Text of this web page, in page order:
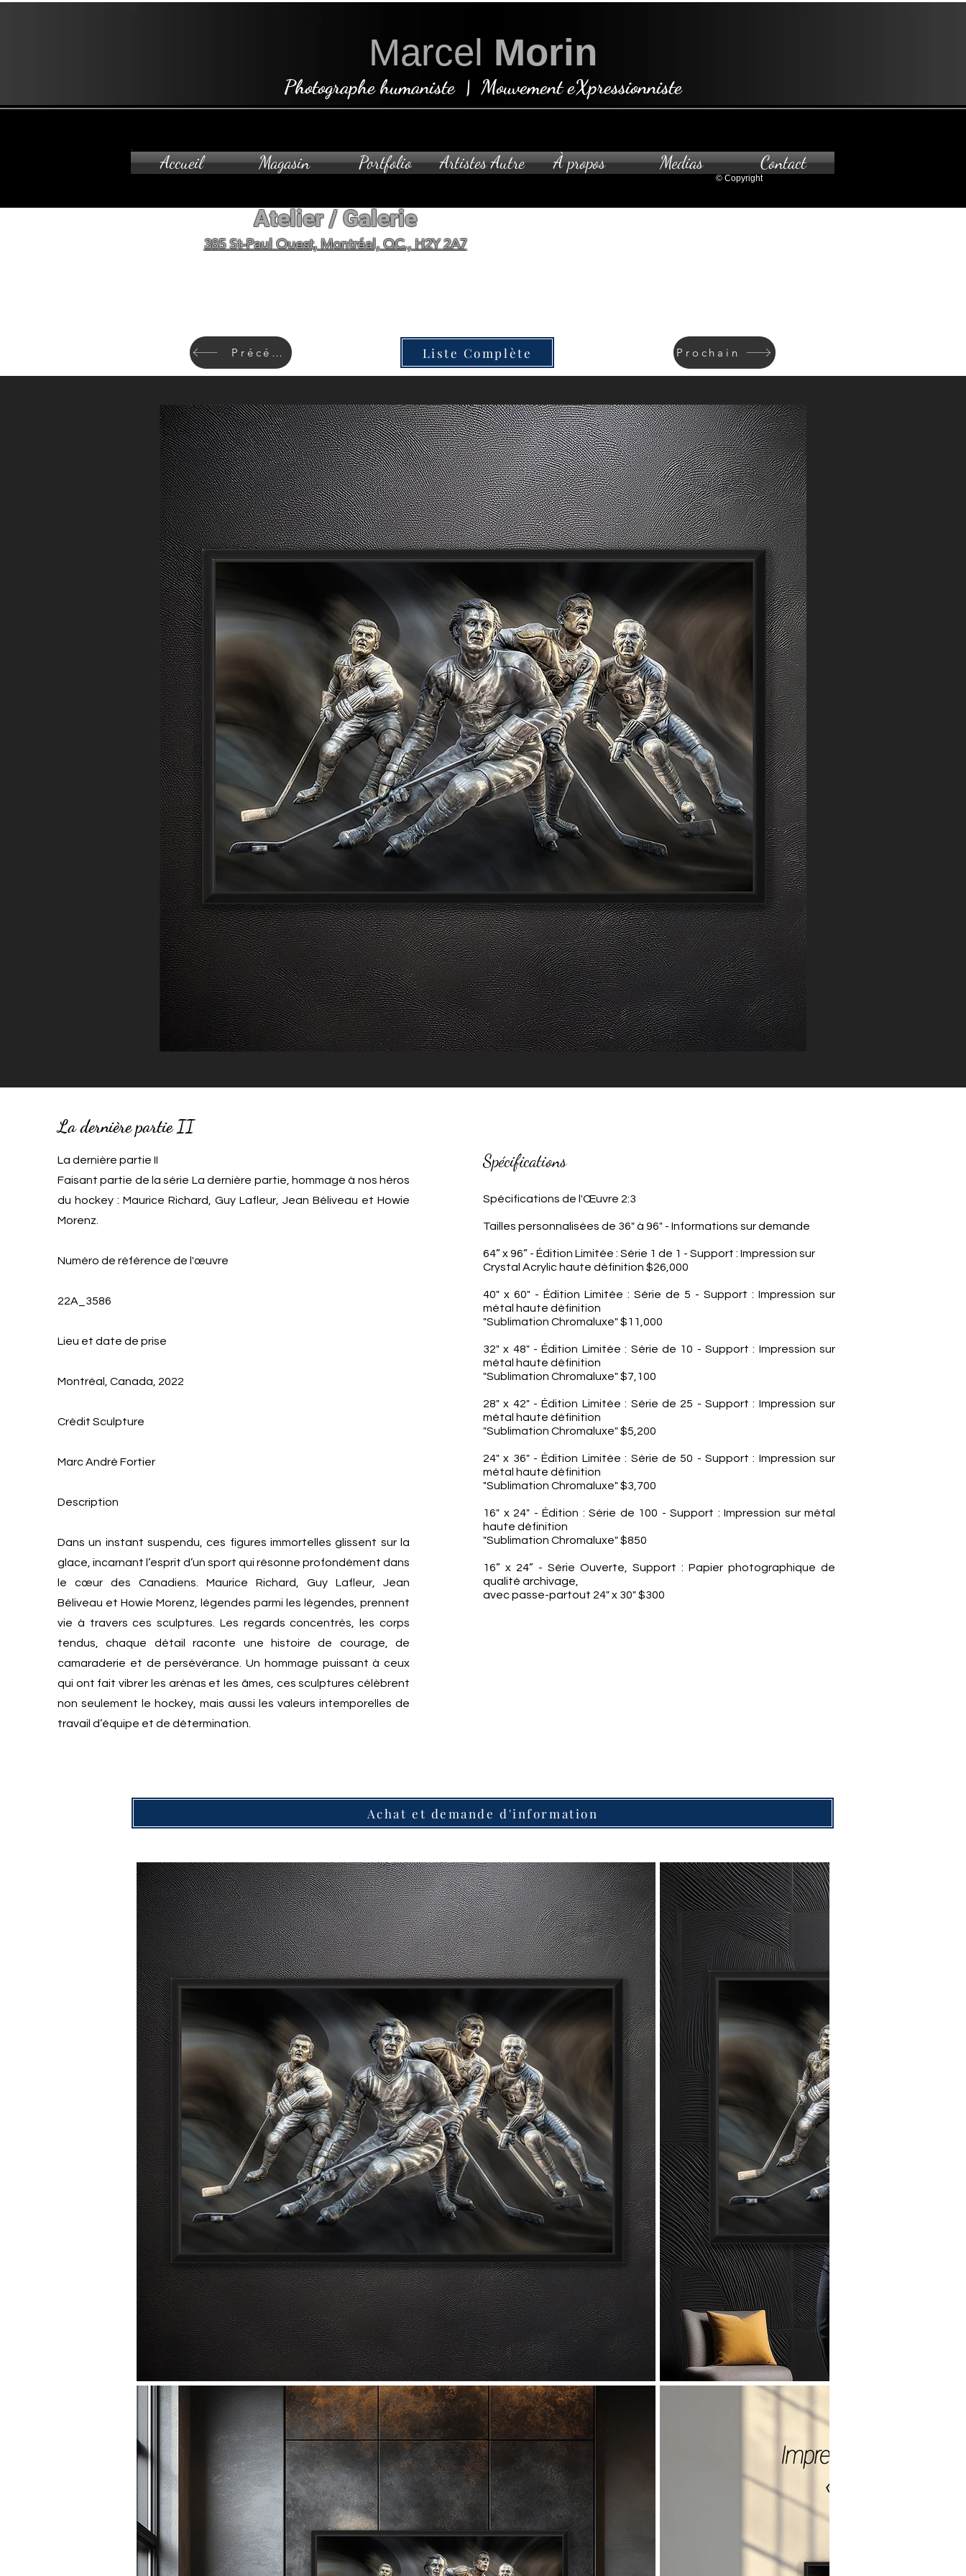
Marcel Morin
Photographe humaniste | Mouvement eXpressionniste
Accueil Magasin Artistes Autre À propos
Portfolio Medias Contact
© Copyright
Atelier / Galerie
385 St-Paul Ouest, Montréal, QC., H2Y 2A7
Précédant Liste Complète Prochain
La dernière partie II
La dernière partie II
Faisant partie de la série La dernière partie, hommage à nos héros
du hockey : Maurice Richard, Guy Lafleur, Jean Béliveau et Howie
Morenz.
Numéro de référence de l'œuvre
22A_3586
Lieu et date de prise
Montréal, Canada, 2022
Crédit Sculpture
Marc André Fortier
Description
Dans un instant suspendu, ces figures immortelles glissent sur la
glace, incarnant l’esprit d’un sport qui résonne profondément dans
le cœur des Canadiens. Maurice Richard, Guy Lafleur, Jean
Béliveau et Howie Morenz, légendes parmi les légendes, prennent
vie à travers ces sculptures. Les regards concentrés, les corps
tendus, chaque détail raconte une histoire de courage, de
camaraderie et de persévérance. Un hommage puissant à ceux
qui ont fait vibrer les arénas et les âmes, ces sculptures célèbrent
non seulement le hockey, mais aussi les valeurs intemporelles de
travail d’équipe et de détermination.
Spécifications
Spécifications de l'Œuvre 2:3
Tailles personnalisées de 36" à 96" - Informations sur demande
64” x 96” - Édition Limitée : Série 1 de 1 - Support : Impression sur
Crystal Acrylic haute définition $26,000
40" x 60" - Édition Limitée : Série de 5 - Support : Impression sur
métal haute définition
"Sublimation Chromaluxe" $11,000
32" x 48" - Édition Limitée : Série de 10 - Support : Impression sur
métal haute définition
"Sublimation Chromaluxe" $7,100
28" x 42" - Édition Limitée : Série de 25 - Support : Impression sur
métal haute définition
"Sublimation Chromaluxe" $5,200
24" x 36" - Édition Limitée : Série de 50 - Support : Impression sur
métal haute définition
"Sublimation Chromaluxe" $3,700
16" x 24" - Édition : Série de 100 - Support : Impression sur métal
haute définition
"Sublimation Chromaluxe" $850
16” x 24” - Série Ouverte, Support : Papier photographique de
qualité archivage,
avec passe-partout 24" x 30" $300
Achat et demande d'information